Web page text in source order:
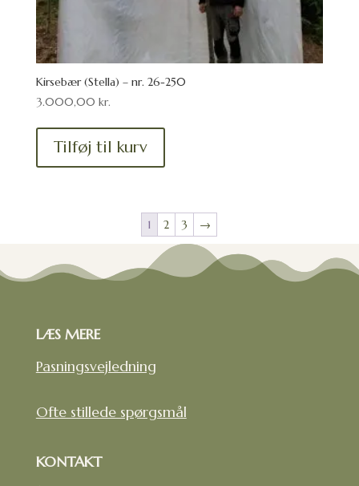
Kirsebær (Stella) – nr. 26-250
3.000,00 kr.
Tilføj til kurv
1 2 3 →
LÆS MERE
Pasningsvejledning
Ofte stillede spørgsmål
KONTAKT